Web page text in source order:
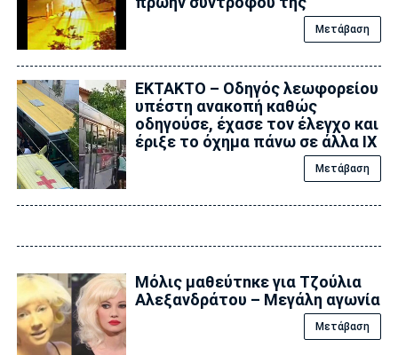
Μετάβαση
ΕΚΤΑΚΤΟ – Οδηγός λεωφορείου
υπέστη ανακοπή καθώς
οδηγούσε, έχασε τον έλεγχο και
έριξε το όχημα πάνω σε άλλα ΙΧ
Μετάβαση
Μόλις μαθεύτnκε για Τζούλια
Αλεξανδράτου – Μεγάλη αγωνία
Μετάβαση